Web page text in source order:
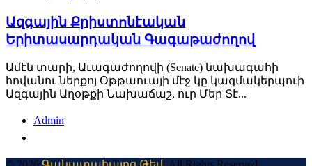
Ազգային Քրիստոնէական
Երիտասարդական Գագաթաժողով
Ամէն տարի, Աւագաժողովի (Senate) նախագահի
հովանու ներքոյ Օթթաուայի մէջ կը կազմակերպուի
Ազգային Աղօթքի Նախաճաշ, ուր Մեր Տէ...
Admin